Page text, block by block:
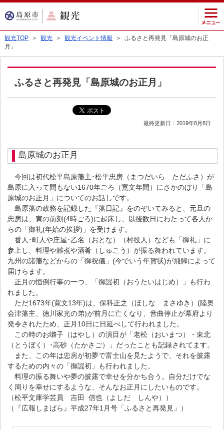
観光TOP ＞観光 ＞観光イベント情報
＞ ふるさと再発見「島原城のお正
月」
ふるさと再発見「島原城のお正月」
最終更新日：2019年8月8日
島原城のお正月
今回は初代松平島原藩主･松平忠房（まつだいら ただふさ）が
島原に入って間もない1670年ごろ（寛文年間）にさかのぼり「島
原城のお正月」についてのお話しです。
島原藩の政務を記録した『藩日記』をのぞいてみると、元旦の
忠房は、寅の前刻(4時ごろ)に起床し、以後数日にわたって各人か
らの「御礼(年始の挨拶)」を受けます。
番人･町人や庄屋･乙名（おとな）（村役人）なども「御礼」に
参上し、料理や雑煮や酒肴（しゅこう）が振る舞われています。
九州の諸藩などからの「御祝儀」(今でいう年賀状)が飛脚によって
届けらます。
正月の恒例行事の一つ、「御謡初（おうたいはじめ）」も行わ
れました。
ただ1673年(寛文13年)は、保科正之（ほしな まさゆき）(陸奥
会津藩主、徳川家光の弟)が前月に亡くなり、音曲停止が幕府より
発令されたため、正月10日に日延べして行われました。
この時のお囃子（はやし）の演目が「老松（おいまつ）・東北
（とうぼく）･高砂（たかさご）」だったことも記録されてます。
また、この年は忠房が初夢で富士山を見たようで、それを披露
するための内々の「御謡初」も行われました。
料理の振る舞いや夢の披露で幸せを分かち合う。自分だけでな
く周りを幸せにするような、そんなお正月にしたいものです。
（松平文庫学芸員 吉田 信也（よしだ しんや））
（『広報しまばら』平成27年1月号「ふるさと再発見」）